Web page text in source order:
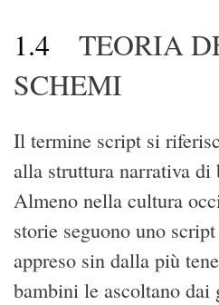
1.4 TEORIA
SCHEMI
Il termine script si
alla struttura narrativa di
Almeno nella cultura
storie seguono uno
appreso sin dalla più
bambini le ascoltano dai